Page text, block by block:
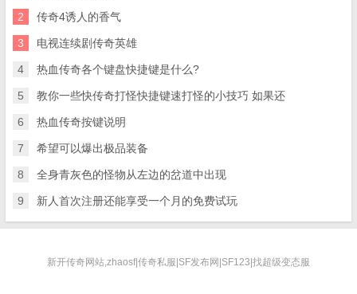
2 传奇4诱人的香气
3 电视连续剧传奇英雄
4 热血传奇各个键盘快捷键是什么?
5 教你一些快传奇打怪快捷键速打怪的小技巧 如果还
6 热血传奇按键说明
7 希望可以爆出极品装备
8 全身青灰色的怪物从左边的岔道中出现
9 新人首次注册还能享受一个月的免费试玩
新开传奇网站,zhaosf|传奇私服|SF发布网|SF123|找超级变态服